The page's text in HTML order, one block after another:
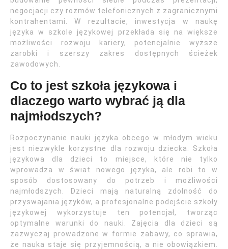
negocjacji czy rozmów telefonicznych z zagranicznymi
kontrahentami. W rezultacie, inwestycja w naukę
języka w szkole językowej przekłada się na większe
możliwości rozwoju kariery, potencjalnie wyższe
zarobki i szerszy zakres dostępnych ścieżek
zawodowych.
Co to jest szkoła językowa i
dlaczego warto wybrać ją dla
najmłodszych?
Rozpoczynanie nauki języka obcego w młodym wieku
jest niezwykle korzystne dla rozwoju dziecka. Szkoła
językowa dla dzieci to miejsce, które nie tylko
wprowadza w świat nowego języka, ale robi to w
sposób dostosowany do potrzeb i możliwości
najmłodszych. Dzieci mają naturalną zdolność do
przyswajania języków, a profesjonalne podejście szkoły
językowej wykorzystuje ten potencjał, tworząc
optymalne warunki do nauki. Zajęcia dla dzieci są
zazwyczaj prowadzone w formie zabawy, co sprawia,
że nauka staje się przyjemnością, a nie obowiązkiem.